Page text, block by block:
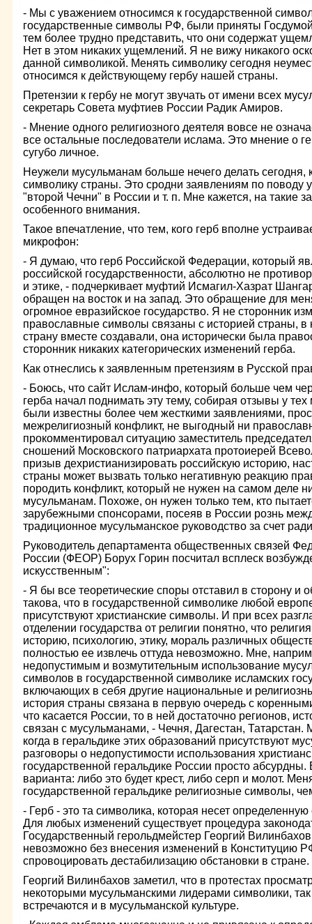
- Мы с уважением относимся к государственной
государственные символы РФ, были приняты
тем более трудно представить, что они содержат
Нет в этом никаких ущемлений. Я не вижу никакого
данной символикой. Менять символику сегодня
относимся к действующему гербу нашей страны.
Претензии к гербу не могут звучать от имени всех
секретарь Совета муфтиев России Радик Амиров.
- Мнение одного религиозного деятеля вовсе не
все остальные последователи ислама. Это мнение о
сугубо личное.
Неужели мусульманам больше нечего делать сегодня,
символику страны. Это сродни заявлениям по поводу
"второй Чечни" в России и т. п. Мне кажется, на такие
особенного внимания.
Такое впечатление, что тем, кого герб вполне
микрофон:
- Я думаю, что герб Российской Федерации, который
российской государственности, абсолютно не
и этике, - подчеркивает муфтий Исмагил-Хазрат
обращен на восток и на запад. Это обращение для
огромное евразийское государство. Я не сторонник
православные символы связаны с историей страны,
страну вместе создавали, она исторически была
сторонник никаких категорических изменений герба.
Как отнеслись к заявленным претензиям в Русской
- Боюсь, что сайт Ислам-инфо, который больше чем
герба начал поднимать эту тему, собирая отзывы у
были известны более чем жесткими заявлениями,
межрелигиозный конфликт, не выгодный ни
прокомментировал ситуацию заместитель
сношений Московского патриархата протоиерей
призыв дехристианизировать российскую историю,
страны может вызвать только негативную реакцию
породить конфликт, который не нужен на самом деле
мусульманам. Похоже, он нужен только тем, кто
зарубежными спонсорами, посеяв в России рознь
традиционное мусульманское руководство за счет
Руководитель департамента общественных связей
России (ФЕОР) Борух Горин посчитал всплеск
искусственным":
- Я бы все теоретические споры отставил в сторону и
такова, что в государственной символике любой
присутствуют христианские символы. И при всех
отделении государства от религии понятно, что
историю, психологию, этику, мораль различных
полностью ее извлечь оттуда невозможно. Мне,
недопустимым и возмутительным использование
символов в государственной символике исламских
включающих в себя другие национальные и
история страны связана в первую очередь с
что касается России, то в ней достаточно регионов,
связан с мусульманами, - Чечня, Дагестан,
когда в геральдике этих образований присутствуют
разговоры о недопустимости использования
государственной геральдике России просто
варианта: либо это будет крест, либо серп и молот.
государственной геральдике религиозные символы,
- Герб - это та символика, которая несет
Для любых изменений существует процедура
Государственный герольдмейстер Георгий
невозможно без внесения изменений в Конституцию
спровоцировать дестабилизацию обстановки в стране.
Георгий Вилинбахов заметил, что в протестах
некоторыми мусульманскими лидерами символики,
встречаются и в мусульманской культуре.